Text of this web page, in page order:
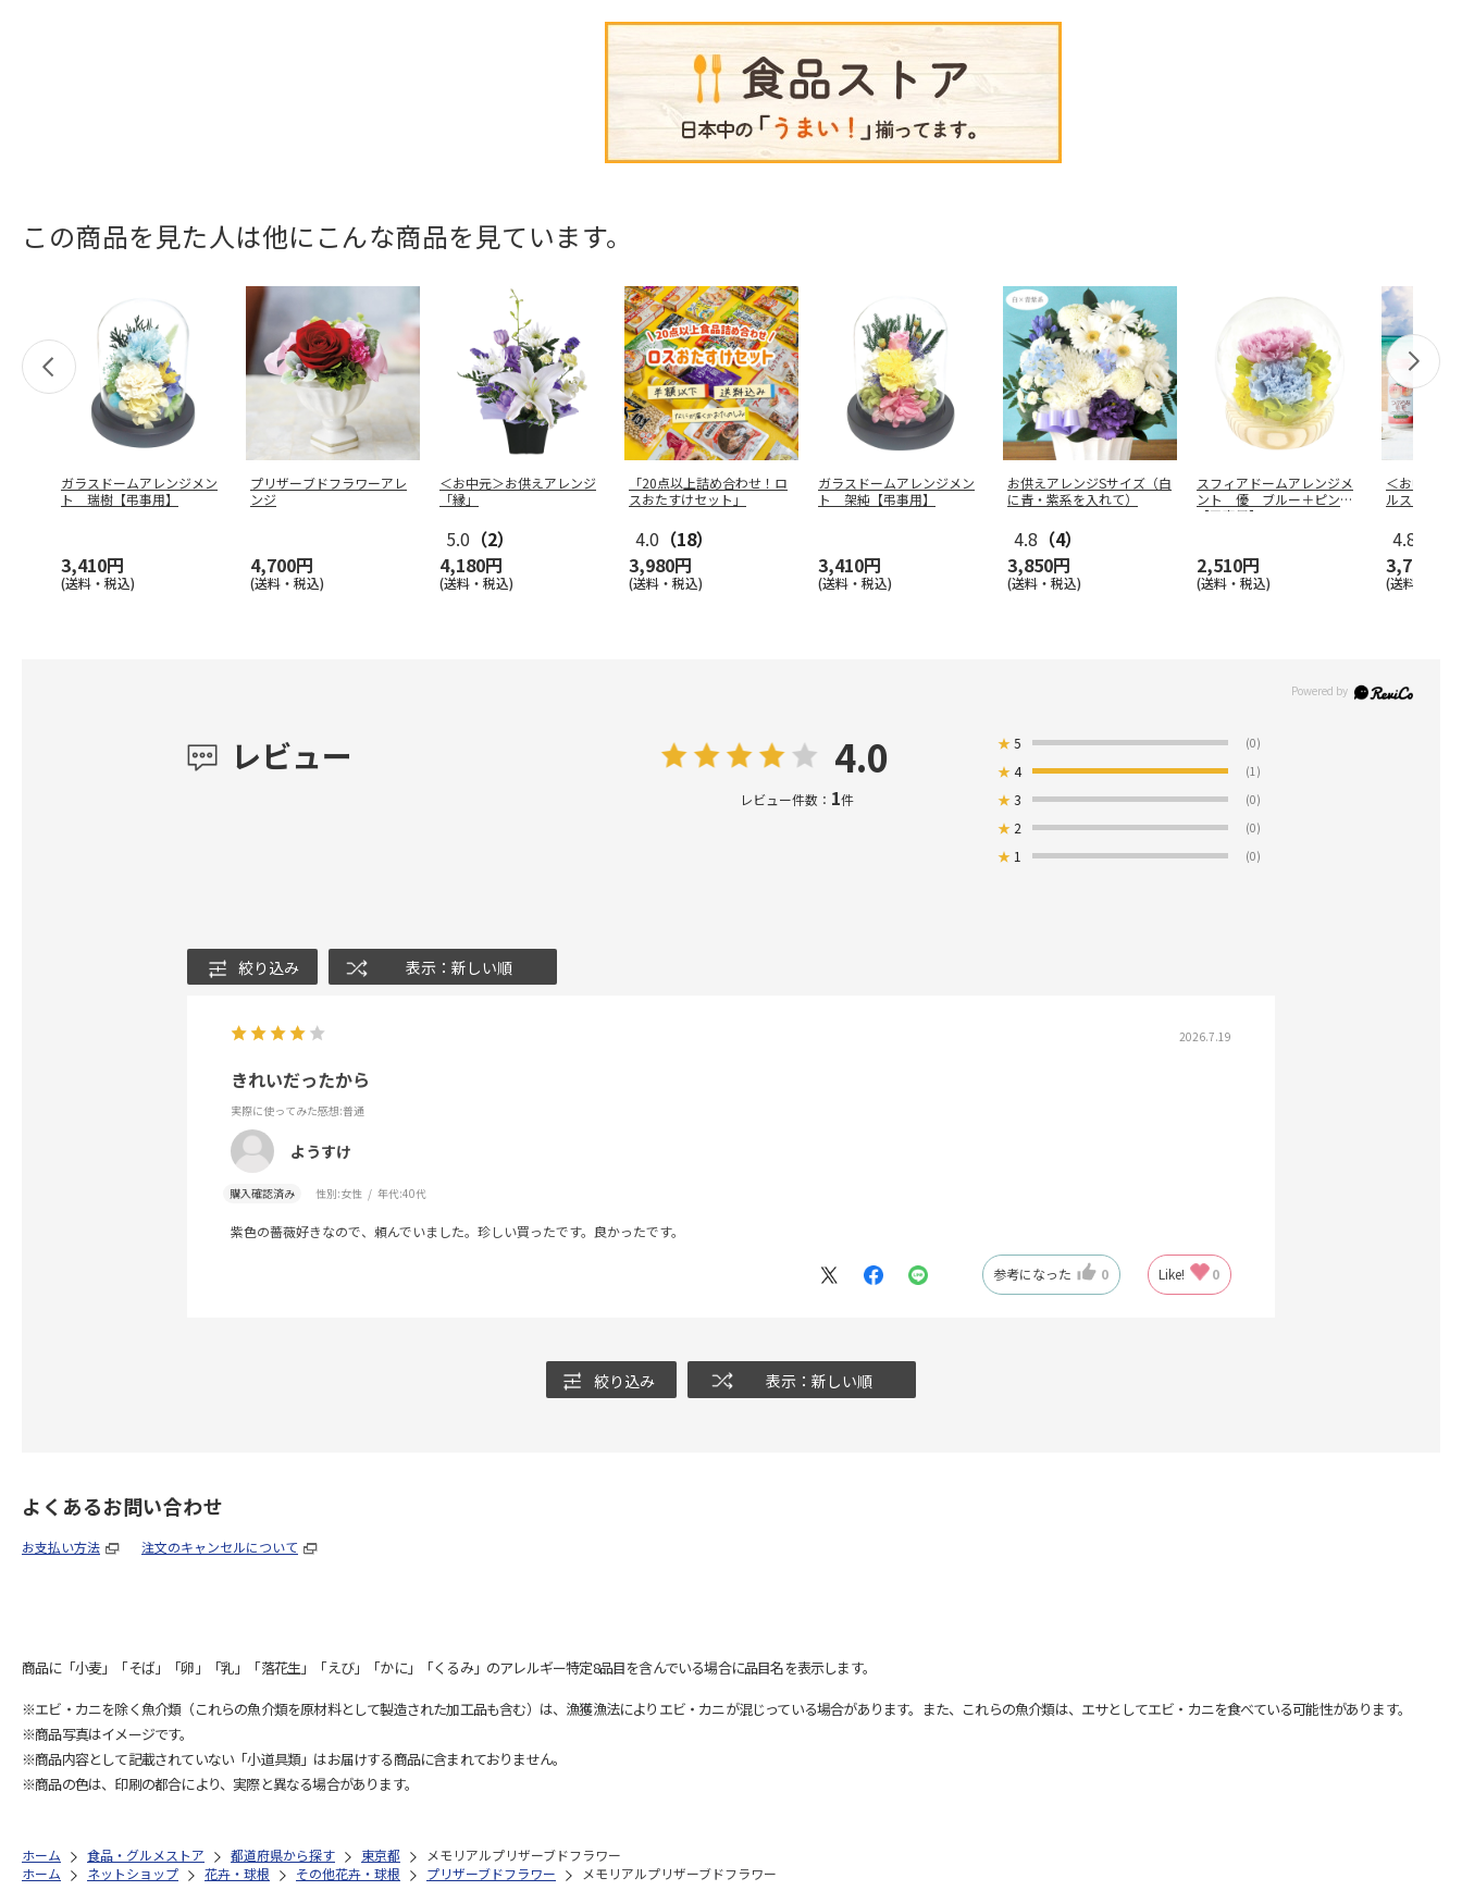
この商品を見た人は他にこんな商品を見ています。
ガラスドームアレンジメン
ト 瑞樹【弔事用】
3,410円
(送料・税込)
プリザーブドフラワーアレ
ンジ
4,700円
(送料・税込)
＜お中元＞お供えアレンジ
「縁」
5.0 （2）
4,180円
(送料・税込)
「20点以上詰め合わせ！ロ
スおたすけセット」
4.0 （18）
3,980円
(送料・税込)
ガラスドームアレンジメン
ト 架純【弔事用】
3,410円
(送料・税込)
お供えアレンジSサイズ（白
に青・紫系を入れて）
4.8 （4）
3,850円
(送料・税込)
スフィアドームアレンジメ
ント 優 ブルー＋ピンク
【弔事用】
2,510円
(送料・税込)
＜お中元＞
ルスターズ
4.8
3,780円
(送料・税込)
レビュー 4.0
レビュー件数： 1件
★5 (0)
★4 (1)
★3 (0)
★ 2 (0)
★ 1 (0)
絞り込み 表示：新しい順
2026.7.19
きれいだったから
実際に使ってみた感想:普通
ようすけ
購入確認済み 性別:女性 年代:40代
紫色の薔薇好きなので、頼んでいました。珍しい買ったです。良かったです。
参考になった 0 Like! 0
絞り込み 表示：新しい順
よくあるお問い合わせ
お支払い方法 注文のキャンセルについて
商品に「小麦」「そば」「卵」「乳」「落花生」「えび」「かに」「くるみ」のアレルギー特定8品目を含んでいる場合に品目名を表示します。
※エビ・カニを除く魚介類（これらの魚介類を原材料として製造された加工品も含む）は、漁獲漁法によりエビ・カニが混じっている場合があります。また、これらの魚介類は、エサとしてエビ・カニを食べている可能性があります。
※商品写真はイメージです。
※商品内容として記載されていない「小道具類」はお届けする商品に含まれておりません。
※商品の色は、印刷の都合により、実際と異なる場合があります。
ホーム 食品・グルメストア 都道府県から探す 東京都
メモリアルプリザーブドフラワー
ホーム
ネットショップ 花卉・球根 その他花卉・球根 プリザーブドフラワー メモリアルプリザーブドフラワー